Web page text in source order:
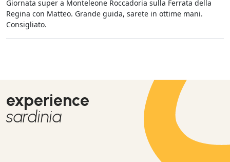
Giornata super a Monteleone Roccadoria sulla Ferrata della
Regina con Matteo. Grande guida, sarete in ottime mani.
Consigliato.
experience
sardinia